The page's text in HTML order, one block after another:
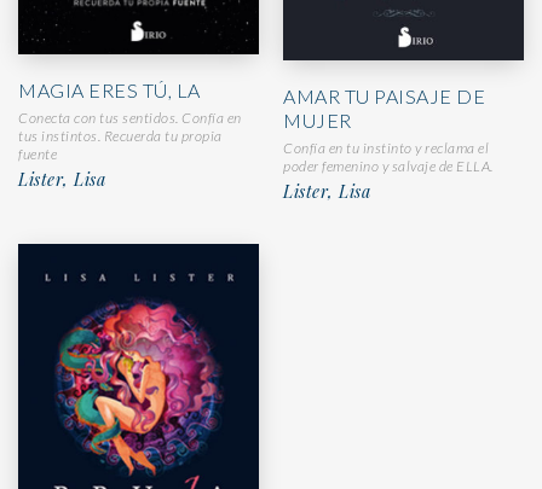
MAGIA ERES TÚ, LA
Conecta con tus sentidos. Confía en
tus instintos. Recuerda tu propia
fuente
Lister, Lisa
AMAR TU PAISAJE DE
MUJER
Confía en tu instinto y reclama el
poder femenino y salvaje de ELLA.
Lister, Lisa